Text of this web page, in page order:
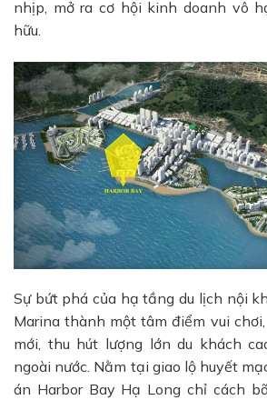
nhịp, mở ra cơ hội kinh doanh vô
hữu.
Sự bứt phá của hạ tầng du lịch nội
Marina thành một tâm điểm vui
mới, thu hút lượng lớn du khách
ngoài nước. Nằm tại giao lộ huyết
án Harbor Bay Hạ Long chỉ cách